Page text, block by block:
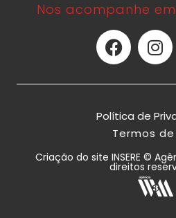
Nos acompanhe
Política de
Termos
Criação do site INSERE ©
direitos